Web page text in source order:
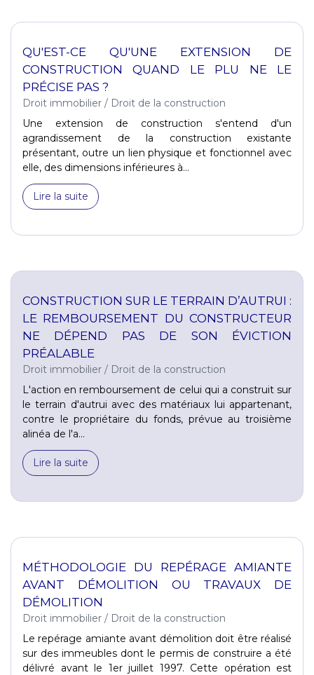
QU'EST-CE QU'UNE EXTENSION DE
CONSTRUCTION QUAND LE PLU NE LE
PRÉCISE PAS ?
Droit immobilier / Droit de la construction
Une extension de construction s'entend d'un
agrandissement de la construction existante
présentant, outre un lien physique et fonctionnel avec
elle, des dimensions inférieures à...
Lire la suite
CONSTRUCTION SUR LE TERRAIN D’AUTRUI :
LE REMBOURSEMENT DU CONSTRUCTEUR
NE DÉPEND PAS DE SON ÉVICTION
PRÉALABLE
Droit immobilier / Droit de la construction
L'action en remboursement de celui qui a construit sur
le terrain d'autrui avec des matériaux lui appartenant,
contre le propriétaire du fonds, prévue au troisième
alinéa de l'a...
Lire la suite
MÉTHODOLOGIE DU REPÉRAGE AMIANTE
AVANT DÉMOLITION OU TRAVAUX DE
DÉMOLITION
Droit immobilier / Droit de la construction
Le repérage amiante avant démolition doit être réalisé
sur des immeubles dont le permis de construire a été
délivré avant le 1er juillet 1997. Cette opération est